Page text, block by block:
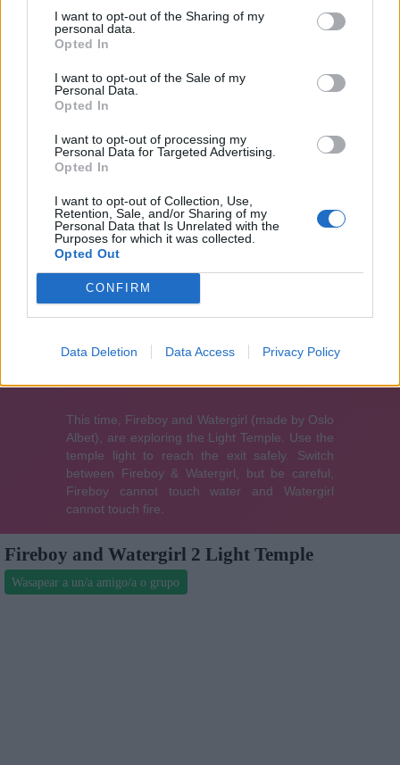
I want to opt-out of the Sharing of my
personal data.
Opted In
I want to opt-out of the Sale of my
Personal Data.
Opted In
I want to opt-out of processing my
Personal Data for Targeted Advertising.
Opted In
I want to opt-out of Collection, Use,
Retention, Sale, and/or Sharing of my
Personal Data that Is Unrelated with the
Purposes for which it was collected.
Opted Out
CONFIRM
Data Deletion Data Access Privacy Policy
Fireboy and Watergirl 2 Light Temple
Wasapear a un/a amigo/a o grupo